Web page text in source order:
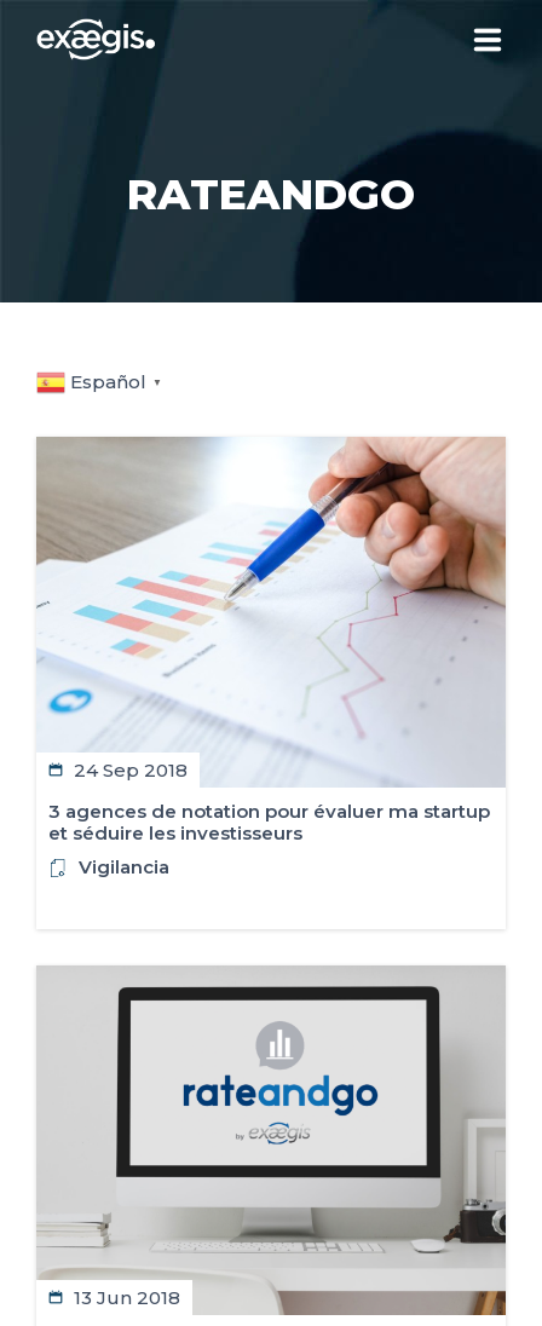
NUESTRAS OFERTAS
SU ESPACIO
FR EN
RATEANDGO
Español ▼
24 Sep 2018
3 agences de notation pour évaluer ma startup
et séduire les investisseurs
Vigilancia
13 Jun 2018